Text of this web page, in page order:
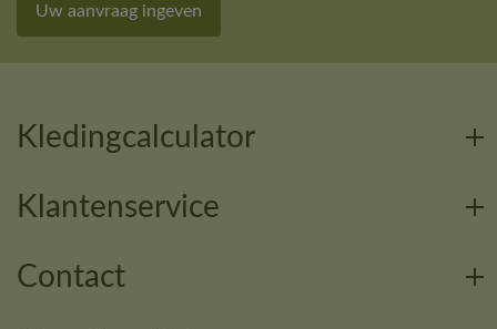
Uw aanvraag ingeven
Kledingcalculator
Klantenservice
Contact